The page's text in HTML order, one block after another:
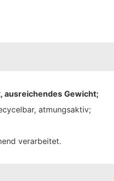
ausreichendes Gewicht;
atmungsaktiv;
verarbeitet.